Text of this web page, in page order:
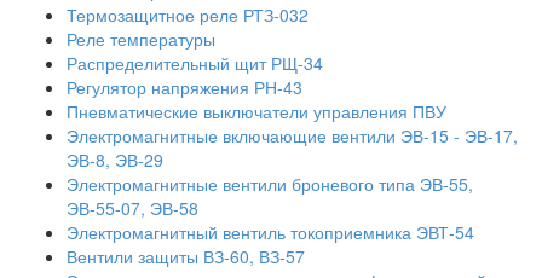
Термозащитное реле РТЗ-032
Реле температуры
Распределительный щит РЩ-34
Регулятор напряжения РН-43
Пневматические выключатели управления ПВУ
Электромагнитные включающие вентили ЭВ-15 - ЭВ-17,
ЭВ-8, ЭВ-29
Электромагнитные вентили броневого типа ЭВ-55,
ЭВ-55-07, ЭВ-58
Электромагнитный вентиль токоприемника ЭВТ-54
Вентили защиты ВЗ-60, ВЗ-57